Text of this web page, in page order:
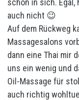
auch nicht 😉
Auf dem Rückweg
Massagesalons
dann eine Thai mir
uns ein wenig und
Oil-Massage für
auch richtig